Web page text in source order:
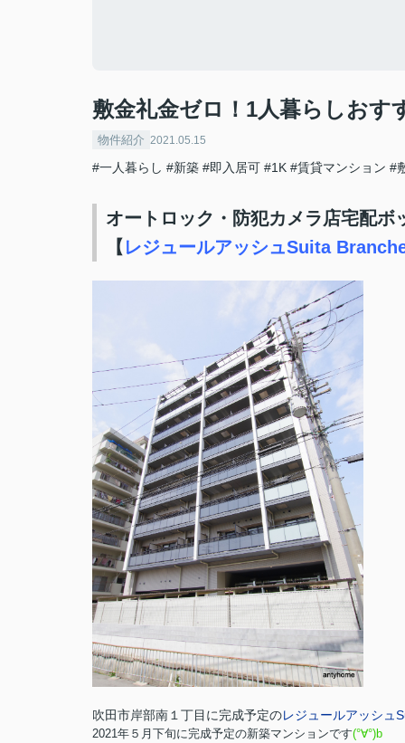
敷金礼金ゼロ！1人暮らしお
物件紹介 2021.05.15
#一人暮らし #新築 #即入居可 #1K #賃貸マンション #
オートロック・防犯カメラ店宅配ボ
【 レジュールアッシュSuita
吹田市岸部南１丁目に完成予定のレジュールアッシュ
2021年５月下旬に完成予定の新築マンションです(°∀°)b